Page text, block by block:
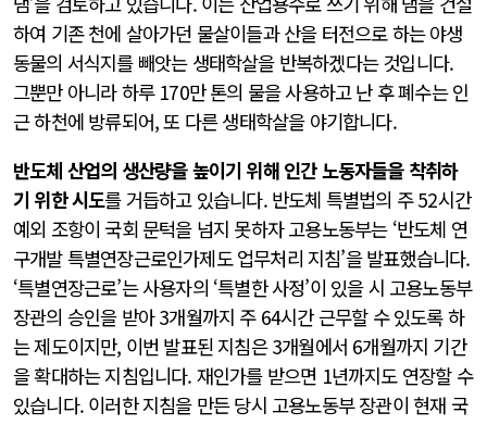
하여 기존 천에 살아가던 물살이들과 산을 터전으로 하는 야생
동물의 서식지를 빼앗는 생태학살을 반복하겠다는 것입니다.
그뿐만 아니라 하루 170만 톤의 물을 사용하고 난 후 폐수는 인
근 하천에 방류되어, 또 다른 생태학살을 야기합니다.
반도체 산업의 생산량을 높이기 위해 인간 노동자들을 착취하
기 위한 시도를 거듭하고 있습니다. 반도체 특별법의 주 52시간
예외 조항이 국회 문턱을 넘지 못하자 고용노동부는 ‘반도체 연
구개발 특별연장근로인가제도 업무처리 지침’을 발표했습니다.
‘특별연장근로’는 사용자의 ‘특별한 사정’이 있을 시 고용노동부
장관의 승인을 받아 3개월까지 주 64시간 근무할 수 있도록 하
는 제도이지만, 이번 발표된 지침은 3개월에서 6개월까지 기간
을 확대하는 지침입니다. 재인가를 받으면 1년까지도 연장할 수
있습니다. 이러한 지침을 만든 당시 고용노동부 장관이 현재 국